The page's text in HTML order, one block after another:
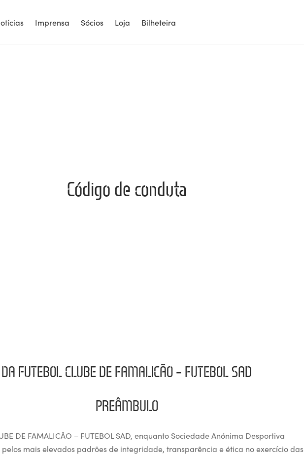
Imprensa Sócios Loja Bilheteira
Código de conduta
DA FUTEBOL CLUBE DE FAMALICÃO – FUTEBOL SAD
PREÂMBULO
DE FAMALICÃO – FUTEBOL SAD, enquanto Sociedade Anónima Desportiva
pelos mais elevados padrões de integridade, transparência e ética no exercício das